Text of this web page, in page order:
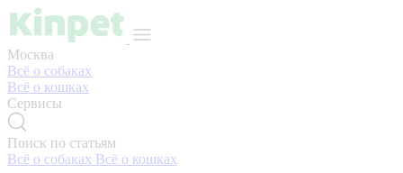
Москва
Всё о собаках
Всё о кошках
Сервисы
Поиск по статьям
Всё о собаках Всё о кошках